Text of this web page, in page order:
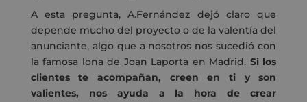
A esta pregunta, A.Fernández dejó claro que
depende mucho del proyecto o de la valentía del
anunciante, algo que a nosotros nos sucedió con
la famosa lona de Joan Laporta en Madrid. Si los
clientes te acompañan, creen en ti y son
valientes, nos ayuda a la hora de crear